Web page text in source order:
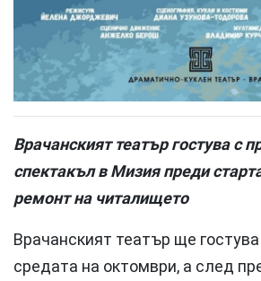
Врачанският театър гостува с
спектакъл в Мизия преди
ремонт на читалището
Врачанският театър ще
средата на октомври, а след